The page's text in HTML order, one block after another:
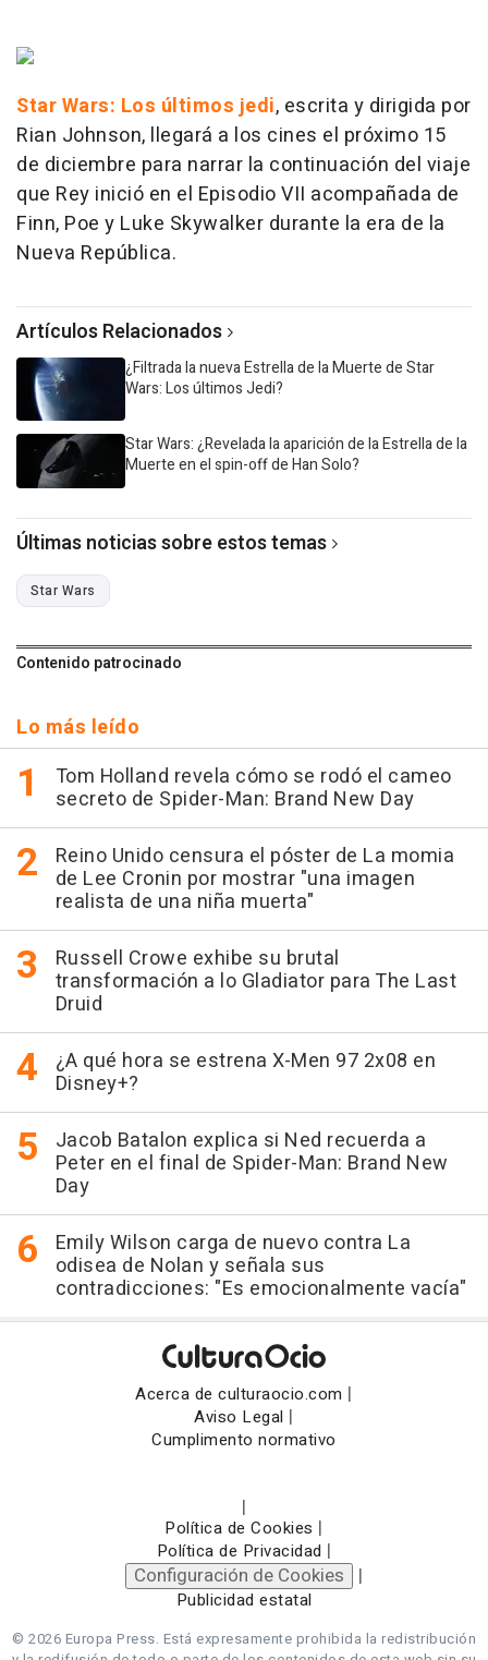
Star Wars: Los últimos jedi, escrita y dirigida por
Rian Johnson, llegará a los cines el próximo 15
de diciembre para narrar la continuación del viaje
que Rey inició en el Episodio VII acompañada de
Finn, Poe y Luke Skywalker durante la era de la
Nueva República.
Artículos Relacionados
¿Filtrada la nueva Estrella de la Muerte de Star
Wars: Los últimos Jedi?
Star Wars: ¿Revelada la aparición de la Estrella de la
Muerte en el spin-off de Han Solo?
Últimas noticias sobre estos temas
Star Wars
Contenido patrocinado
Lo más leído
Tom Holland revela cómo se rodó el cameo
secreto de Spider-Man: Brand New Day
Reino Unido censura el póster de La momia
de Lee Cronin por mostrar "una imagen
realista de una niña muerta"
Russell Crowe exhibe su brutal
transformación a lo Gladiator para The Last
Druid
¿A qué hora se estrena X-Men 97 2x08 en
Disney+?
Jacob Batalon explica si Ned recuerda a
Peter en el final de Spider-Man: Brand New
Day
Emily Wilson carga de nuevo contra La
odisea de Nolan y señala sus
contradicciones: "Es emocionalmente vacía"
Acerca de culturaocio.com |
Aviso Legal |
Cumplimento normativo
|
Política de Cookies |
Política de Privacidad |
Configuración de Cookies |
Publicidad estatal
© 2026 Europa Press. Está expresamente prohibida la redistribución